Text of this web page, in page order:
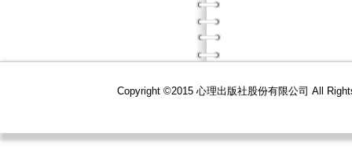
Copyright ©2015 心理出版社股份有限公司 All